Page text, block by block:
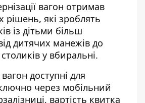
вагон отримав
рішень, які зроблять
із дітьми більш
дитячих манежів до
у вбиральні.
доступні для
через мобільний
вартість квитка